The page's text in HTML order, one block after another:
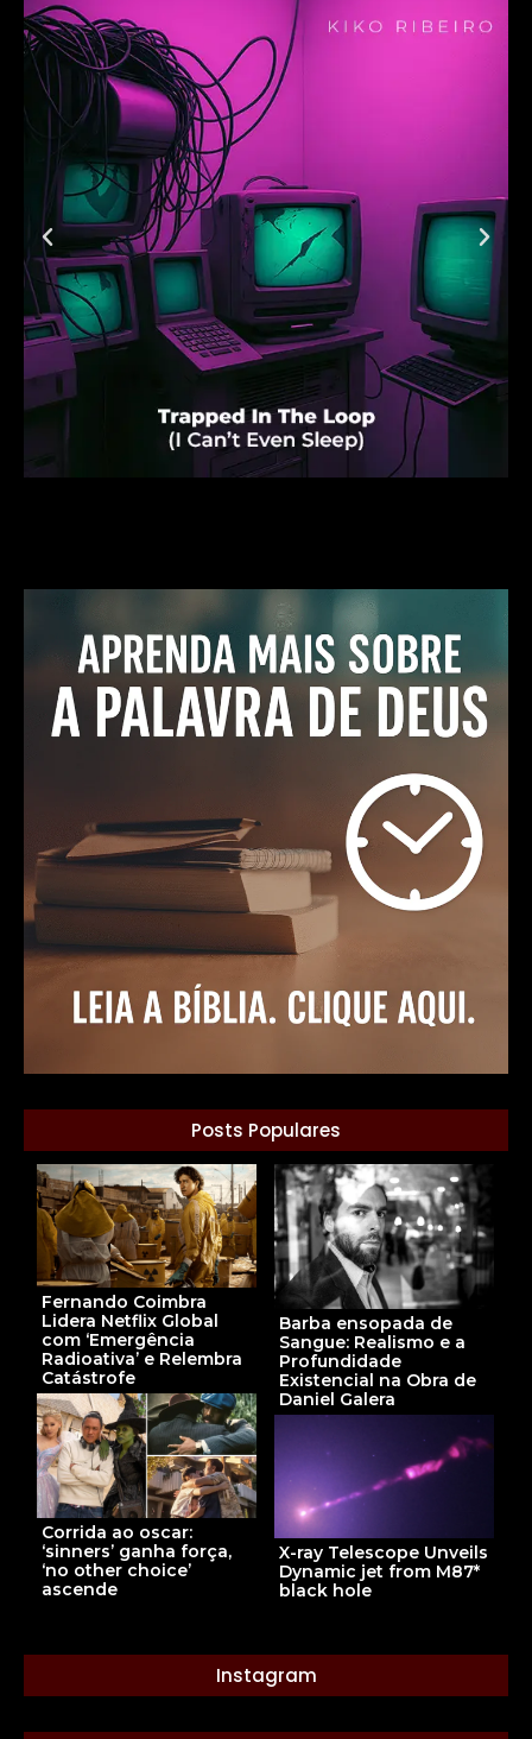
Posts Populares
Fernando Coimbra
Lidera Netflix Global
com ‘Emergência
Radioativa’ e Relembra
Catástrofe
Barba ensopada de
Sangue: Realismo e a
Profundidade
Existencial na Obra de
Daniel Galera
Corrida ao oscar:
‘sinners’ ganha força,
‘no other choice’
ascende
X-ray Telescope Unveils
Dynamic jet from M87*
black hole
Instagram